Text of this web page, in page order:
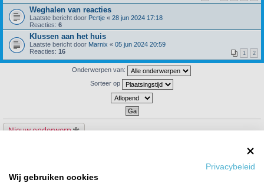
Weghalen van reacties
Laatste bericht door Pcrtje « 28 jun 2024 17:18
Reacties: 6
Klussen aan het huis
Laatste bericht door Marnix « 05 jun 2024 20:59
Reacties: 16 1 2
Onderwerpen van:
Sorteer op
Nieuw onderwerp
Ga naar
Privacybeleid
Wij gebruiken cookies